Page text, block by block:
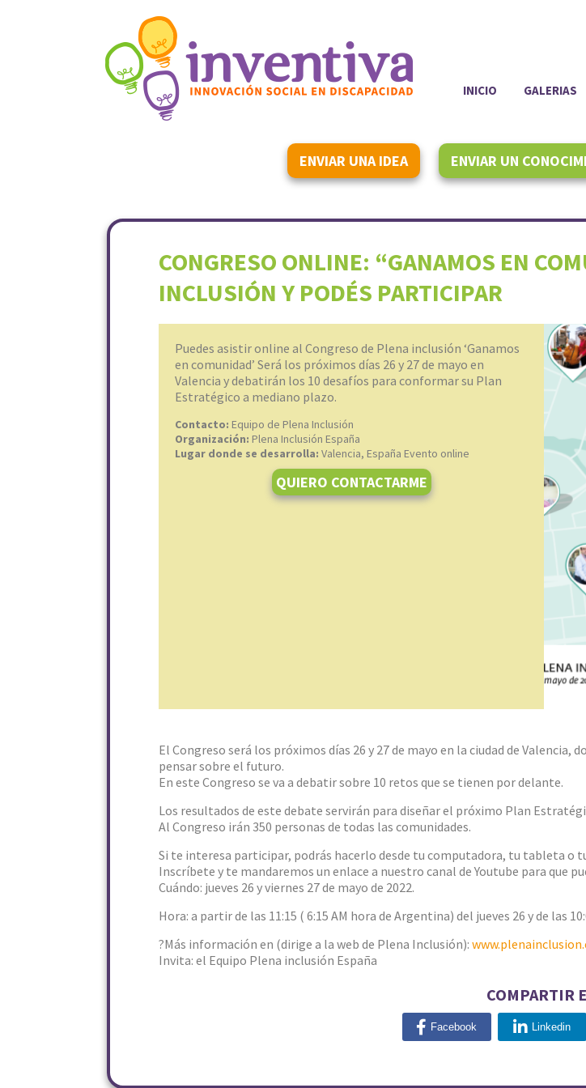
INICIO GALERIAS
ENVIAR UNA IDEA ENVIAR UN
CONGRESO ONLINE: “GANAMOS EN
INCLUSIÓN Y PODÉS PARTICIPAR
Puedes asistir online al Congreso de Plena inclusión ‘Ganamos
en comunidad’ Será los próximos días 26 y 27 de mayo en
Valencia y debatirán los 10 desafíos para conformar su Plan
Estratégico a mediano plazo.
Contacto: Equipo de Plena Inclusión
Organización: Plena Inclusión España
Lugar donde se desarrolla: Valencia, España Evento online
QUIERO CONTACTARME
El Congreso será los próximos días 26 y 27 de mayo en la ciudad de Valencia,
pensar sobre el futuro.
En este Congreso se va a debatir sobre 10 retos que se tienen por delante.
Los resultados de este debate servirán para diseñar el próximo Plan
Al Congreso irán 350 personas de todas las comunidades.
Si te interesa participar, podrás hacerlo desde tu computadora, tu tableta o
Inscríbete y te mandaremos un enlace a nuestro canal de Youtube para que
Cuándo: jueves 26 y viernes 27 de mayo de 2022.
Hora: a partir de las 11:15 ( 6:15 AM hora de Argentina) del jueves 26 y de las
?Más información en (dirige a la web de Plena Inclusión):
Invita: el Equipo Plena inclusión España
COMPARTIR
Facebook Linkedin